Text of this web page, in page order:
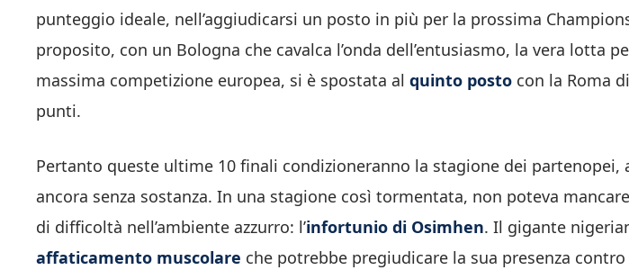
punteggio ideale, nell’aggiudicarsi un posto in più per la prossima
proposito, con un Bologna che cavalca l’onda dell’entusiasmo, la vera lotta
massima competizione europea, si è spostata al quinto posto con la Roma
punti.
Pertanto queste ultime 10 finali condizioneranno la stagione dei partenopei,
ancora senza sostanza. In una stagione così tormentata, non poteva
di difficoltà nell’ambiente azzurro: l’infortunio di Osimhen. Il gigante
affaticamento muscolare che potrebbe pregiudicare la sua presenza